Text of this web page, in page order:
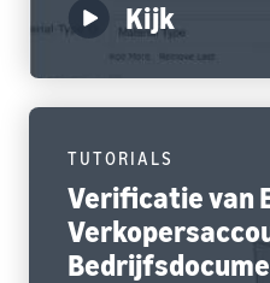
Kijk
TUTORIALS
Verificatie van